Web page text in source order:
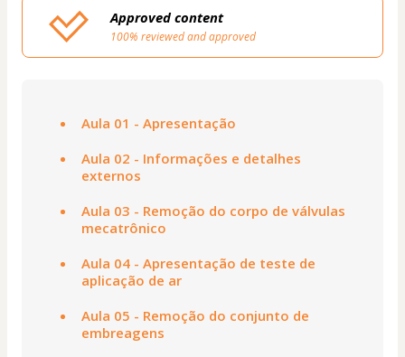
Approved content
100% reviewed and approved
Aula 01 - Apresentação
Aula 02 - Informações e detalhes
externos
Aula 03 - Remoção do corpo de válvulas
mecatrônico
Aula 04 - Apresentação de teste de
aplicação de ar
Aula 05 - Remoção do conjunto de
embreagens